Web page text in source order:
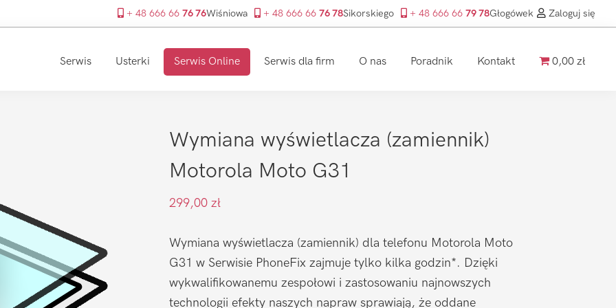
+ 48 666 66 76 76Wiśniowa + 48 666 66 76 78Sikorskiego + 48 666 66 79 78Głogówek Zaloguj się
Serwis Usterki Serwis Online Serwis dla firm O nas Poradnik Kontakt 0,00 zł
Wymiana wyświetlacza (zamiennik)
Motorola Moto G31
299,00 zł
Wymiana wyświetlacza (zamiennik) dla telefonu Motorola Moto
G31 w Serwisie PhoneFix zajmuje tylko kilka godzin*. Dzięki
wykwalifikowanemu zespołowi i zastosowaniu najnowszych
technologii efekty naszych napraw sprawiają, że oddane